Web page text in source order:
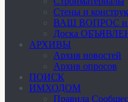
Стены и
ВАШ ВОПРОС
Доска
АРХИВЫ
Архив новостей
Архив опросов
ПОИСК
ИМХОДОМ
Правила